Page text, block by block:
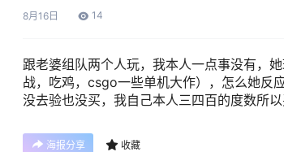
8月 16日 14
跟老婆组队两个人玩，我本人一点事没有，
战，吃鸡，csgo一些单机大作），怎么她反
没去验也没买，我自己本人三四百的度数所
海报分享 收藏